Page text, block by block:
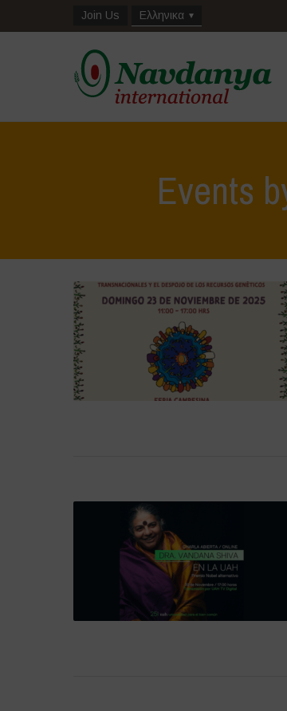
Join Us Ελληνικα
Events